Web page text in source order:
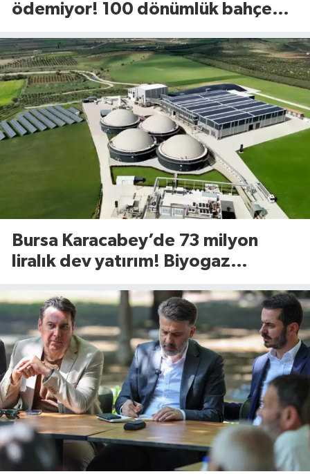
ödemiyor! 100 dönümlük bahçede
Bursa Karacabey’de 73 milyon
liralık dev yatırım! Biyogaz
yükseliyor